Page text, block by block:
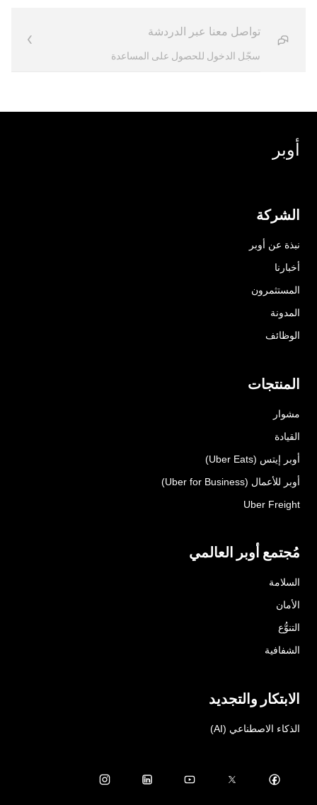
تواصل معنا عبر الدردشة
سجّل الدخول للحصول على المساعدة
أوبر
الشركة
نبذة عن أوبر
أخبارنا
المستثمرون
المدونة
الوظائف
المنتجات
مشوار
القيادة
أوبر إيتس (Uber Eats)
أوبر للأعمال (Uber for Business)
Uber Freight
مُجتمع أوبر العالمي
السلامة
الأمان
التنوُّع
الشفافية
الابتكار والتجديد
الذكاء الاصطناعي (AI)